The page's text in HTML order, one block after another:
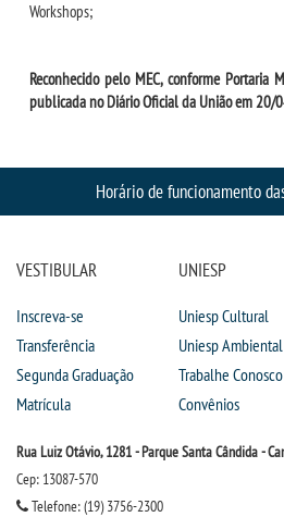
Workshops;
Reconhecido pelo MEC, conforme
publicada no Diário Oficial da União em 20/
Horário de funcionamento
VESTIBULAR
Inscreva-se
Transferência
Segunda Graduação
Matrícula
UNIESP
Uniesp Cultural
Uniesp Ambiental
Trabalhe Conosco
Convênios
Rua Luiz Otávio, 1281 - Parque Santa Cândida -
Cep: 13087-570
Telefone: (19) 3756-2300